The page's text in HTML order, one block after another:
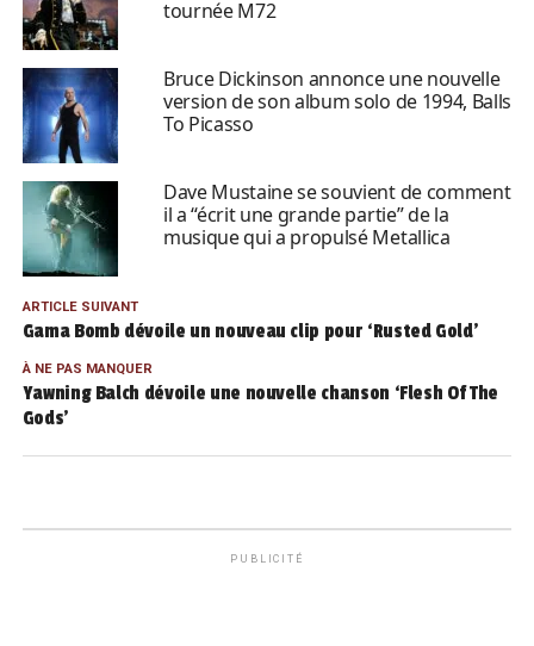
tournée M72
Bruce Dickinson annonce une nouvelle
version de son album solo de 1994, Balls
To Picasso
Dave Mustaine se souvient de comment
il a “écrit une grande partie” de la
musique qui a propulsé Metallica
ARTICLE SUIVANT
Gama Bomb dévoile un nouveau clip pour ‘Rusted Gold’
À NE PAS MANQUER
Yawning Balch dévoile une nouvelle chanson ‘Flesh Of The
Gods’
PUBLICITÉ